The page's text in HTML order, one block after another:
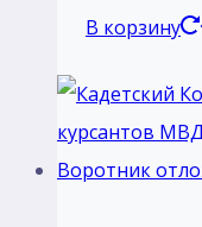
В корзину